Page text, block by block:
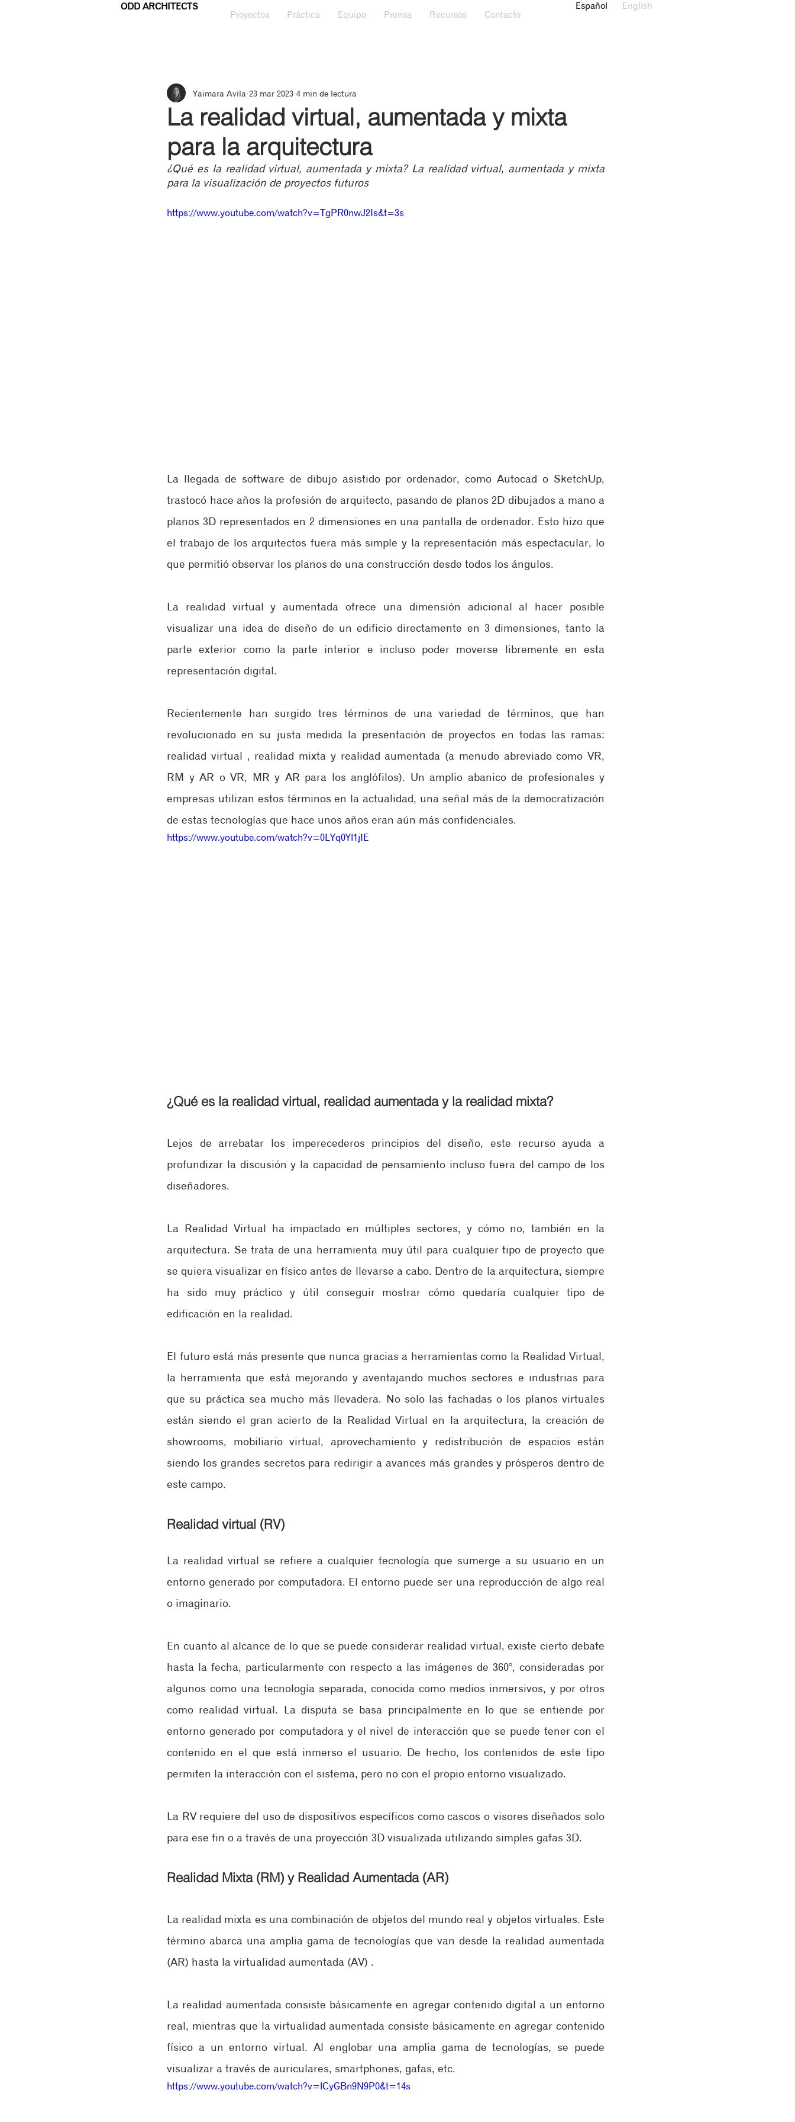
ODD ARCHITECTS
Proyectos Práctica Equipo Prensa Recursos Contacto
Español English
La realidad virtual, aumentada y mixta
para la arquitectura
Yaimara Avila 23 mar 2023 4 min de lectura
¿Qué es la realidad virtual, aumentada y mixta? La realidad virtual, aumentada y mixta
para la visualización de proyectos futuros
https://www.youtube.com/watch?v=TgPR0nwJ2Is&t=3s
La llegada de software de dibujo asistido por ordenador, como Autocad o SketchUp,
trastocó hace años la profesión de arquitecto, pasando de planos 2D dibujados a mano a
planos 3D representados en 2 dimensiones en una pantalla de ordenador. Esto hizo que
el trabajo de los arquitectos fuera más simple y la representación más espectacular, lo
que permitió observar los planos de una construcción desde todos los ángulos.
La realidad virtual y aumentada ofrece una dimensión adicional al hacer posible
visualizar una idea de diseño de un edificio directamente en 3 dimensiones, tanto la
parte exterior como la parte interior e incluso poder moverse libremente en esta
representación digital.
Recientemente han surgido tres términos de una variedad de términos, que han
revolucionado en su justa medida la presentación de proyectos en todas las ramas:
realidad virtual , realidad mixta y realidad aumentada (a menudo abreviado como VR,
RM y AR o VR, MR y AR para los anglófilos). Un amplio abanico de profesionales y
empresas utilizan estos términos en la actualidad, una señal más de la democratización
de estas tecnologías que hace unos años eran aún más confidenciales.
https://www.youtube.com/watch?v=0LYq0Yl1jIE
¿Qué es la realidad virtual, realidad aumentada y la realidad mixta?
Lejos de arrebatar los imperecederos principios del diseño, este recurso ayuda a
profundizar la discusión y la capacidad de pensamiento incluso fuera del campo de los
diseñadores.
La Realidad Virtual ha impactado en múltiples sectores, y cómo no, también en la
arquitectura. Se trata de una herramienta muy útil para cualquier tipo de proyecto que
se quiera visualizar en físico antes de llevarse a cabo. Dentro de la arquitectura, siempre
ha sido muy práctico y útil conseguir mostrar cómo quedaría cualquier tipo de
edificación en la realidad.
El futuro está más presente que nunca gracias a herramientas como la Realidad Virtual,
la herramienta que está mejorando y aventajando muchos sectores e industrias para
que su práctica sea mucho más llevadera. No solo las fachadas o los planos virtuales
están siendo el gran acierto de la Realidad Virtual en la arquitectura, la creación de
showrooms, mobiliario virtual, aprovechamiento y redistribución de espacios están
siendo los grandes secretos para redirigir a avances más grandes y prósperos dentro de
este campo.
Realidad virtual (RV)
La realidad virtual se refiere a cualquier tecnología que sumerge a su usuario en un
entorno generado por computadora. El entorno puede ser una reproducción de algo real
o imaginario.
En cuanto al alcance de lo que se puede considerar realidad virtual, existe cierto debate
hasta la fecha, particularmente con respecto a las imágenes de 360°, consideradas por
algunos como una tecnología separada, conocida como medios inmersivos, y por otros
como realidad virtual. La disputa se basa principalmente en lo que se entiende por
entorno generado por computadora y el nivel de interacción que se puede tener con el
contenido en el que está inmerso el usuario. De hecho, los contenidos de este tipo
permiten la interacción con el sistema, pero no con el propio entorno visualizado.
La RV requiere del uso de dispositivos específicos como cascos o visores diseñados solo
para ese fin o a través de una proyección 3D visualizada utilizando simples gafas 3D.
Realidad Mixta (RM) y Realidad Aumentada (AR)
La realidad mixta es una combinación de objetos del mundo real y objetos virtuales. Este
término abarca una amplia gama de tecnologías que van desde la realidad aumentada
(AR) hasta la virtualidad aumentada (AV) .
La realidad aumentada consiste básicamente en agregar contenido digital a un entorno
real, mientras que la virtualidad aumentada consiste básicamente en agregar contenido
físico a un entorno virtual. Al englobar una amplia gama de tecnologías, se puede
visualizar a través de auriculares, smartphones, gafas, etc.
https://www.youtube.com/watch?v=lCyGBn9N9P0&t=14s